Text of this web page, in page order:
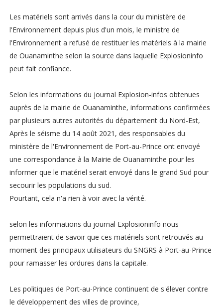
Les matériels sont arrivés dans la cour du ministère de
l'Environnement depuis plus d'un mois, le ministre de
l'Environnement a refusé de restituer les matériels à la mairie
de Ouanaminthe selon la source dans laquelle Explosioninfo
peut fait confiance.
Selon les informations du journal Explosion-infos obtenues
auprès de la mairie de Ouanaminthe, informations confirmées
par plusieurs autres autorités du département du Nord-Est,
Après le séisme du 14 août 2021, des responsables du
ministère de l'Environnement de Port-au-Prince ont envoyé
une correspondance à la Mairie de Ouanaminthe pour les
informer que le matériel serait envoyé dans le grand Sud pour
secourir les populations du sud.
Pourtant, cela n'a rien à voir avec la vérité.
selon les informations du journal Explosioninfo nous
permettraient de savoir que ces matériels sont retrouvés au
moment des principaux utilisateurs du SNGRS à Port-au-Prince
pour ramasser les ordures dans la capitale.
Les politiques de Port-au-Prince continuent de s'élever contre
le développement des villes de province,